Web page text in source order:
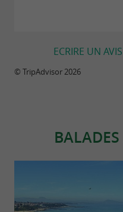
ECRIRE UN AVIS
© TripAdvisor 2026
BALADES